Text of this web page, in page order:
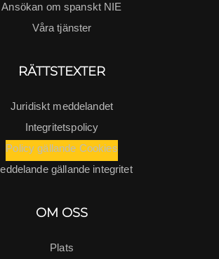
Ansökan om spanskt NIE
Våra tjänster
RÄTTSTEXTER
Juridiskt meddelandet
Integritetspolicy
Policy gällande Cookies
gällande integritet
OM OSS
Plats